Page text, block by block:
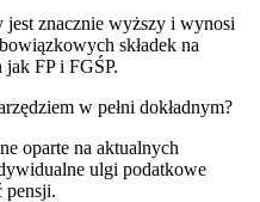
znacznie wyższy i wynosi
składek na
FP i FGŚP.
w pełni dokładnym?
oparte na aktualnych
ulgi podatkowe
pensji.